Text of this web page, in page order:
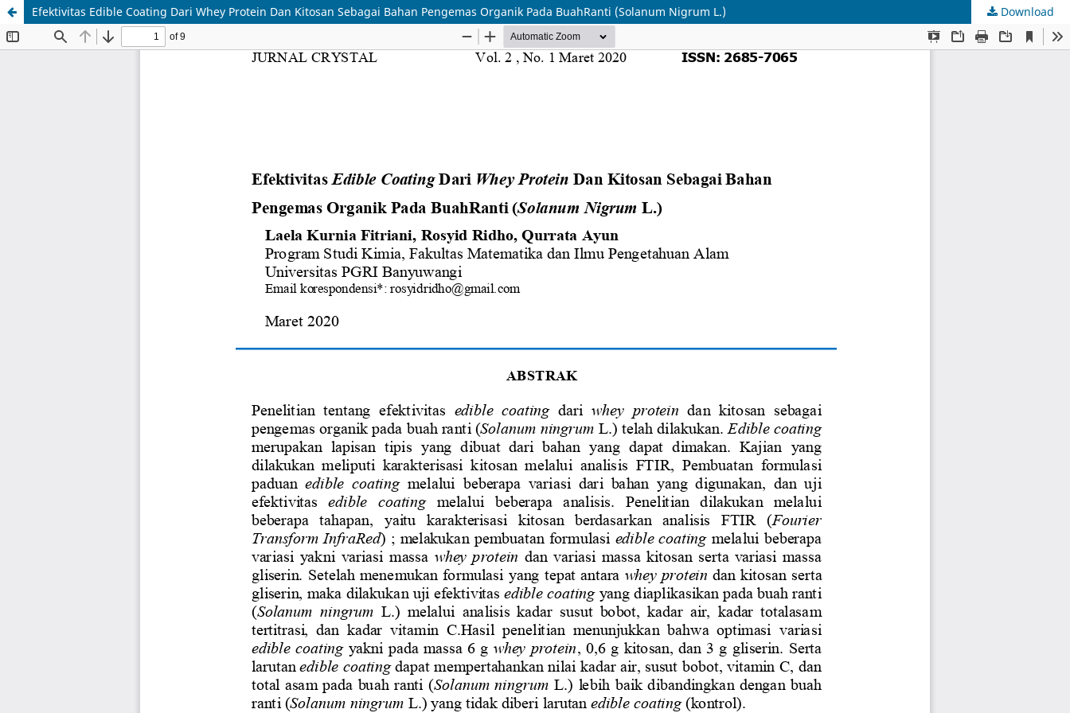
Efektivitas Edible Coating Dari Whey Protein Dan Kitosan Sebagai Bahan Pengemas Organik Pada BuahRanti (Solanum Nigrum L.) Download